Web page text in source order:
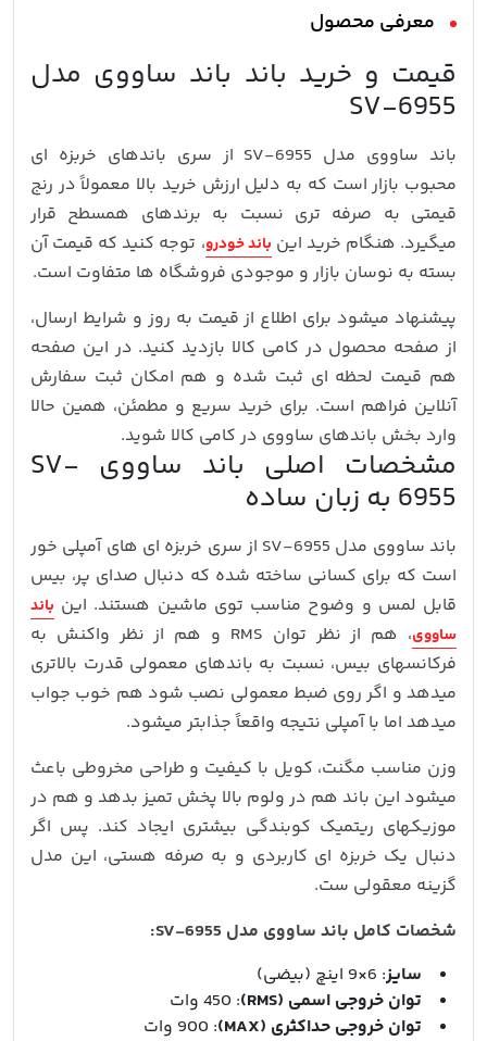
معرفی محصول
قیمت و خرید باند باند ساووی مدل
SV-6955
باند ساووی مدل SV-6955 از سری باندهای خربزه‌ ای
محبوب بازار است که به دلیل ارزش خرید بالا معمولاً در رنج
قیمتی به‌ صرفه‌ تری نسبت به برندهای همسطح قرار
میگیرد. هنگام خرید این باند خودرو، توجه کنید که قیمت آن
بسته به نوسان بازار و موجودی فروشگاه‌ ها متفاوت است.
پیشنهاد میشود برای اطلاع از قیمت به‌ روز و شرایط ارسال،
از صفحه محصول در کامی‌ کالا بازدید کنید. در این صفحه
هم قیمت لحظه‌ ای ثبت شده و هم امکان ثبت سفارش
آنلاین فراهم است. برای خرید سریع و مطمئن، همین حالا
وارد بخش باندهای ساووی در کامی‌ کالا شوید.
مشخصات اصلی باند ساووی SV-
6955 به زبان ساده
باند ساووی مدل SV-6955 از سری خربزه‌ ای‌ های آمپلی‌ خور
است که برای کسانی ساخته شده که دنبال صدای پر، بیس
قابل لمس و وضوح مناسب توی ماشین هستند. این باند
ساووی
، هم از نظر توان RMS و هم از نظر واکنش به
فرکانسهای بیس، نسبت به باندهای معمولی قدرت بالاتری
میدهد و اگر روی ضبط معمولی نصب شود هم خوب جواب
میدهد اما با آمپلی نتیجه واقعاً جذابتر میشود.
وزن مناسب مگنت، کویل با کیفیت و طراحی مخروطی باعث
میشود این باند هم در ولوم‌ بالا پخش تمیز بدهد و هم در
موزیکهای ریتمیک کوبندگی بیشتری ایجاد کند. پس اگر
دنبال یک خربزه‌ ای کاربردی و به‌ صرفه هستی، این مدل
گزینه معقولی‌ ست.
شخصات کامل باند ساووی مدل SV-6955:
سایز: 6×9 اینچ (بیضی)
توان خروجی اسمی (RMS)
: 450 وات
توان خروجی حداکثری (MAX)
: 900 وات